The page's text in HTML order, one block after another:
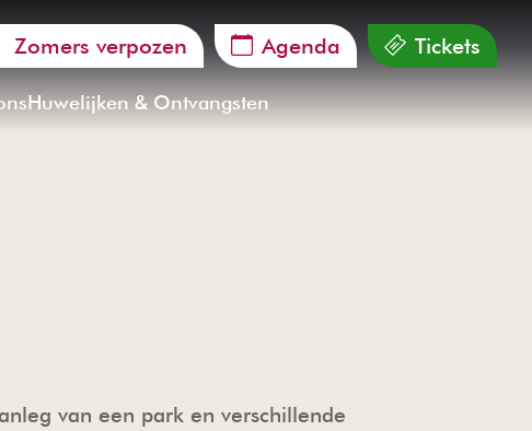
Zomers verpozen Agenda Tickets
Huwelijken & Ontvangsten
van een park en verschillende